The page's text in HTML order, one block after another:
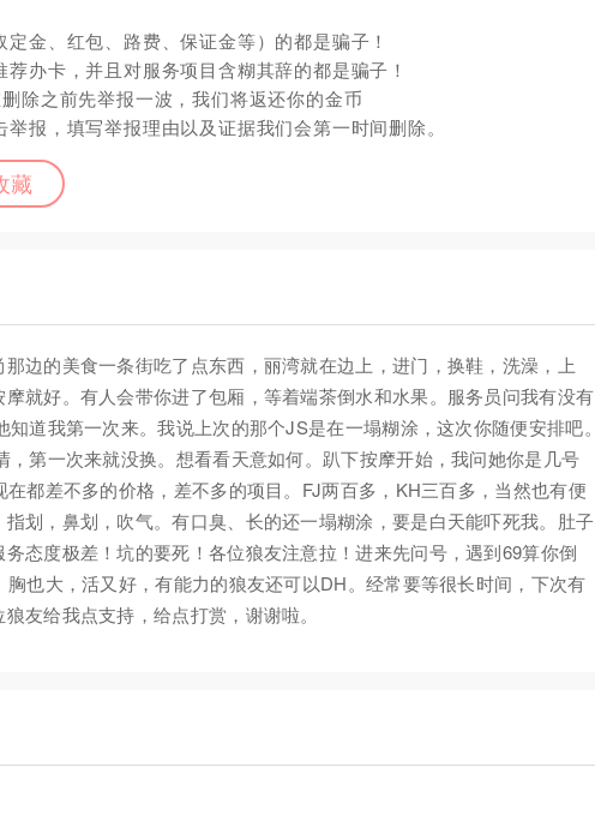
金、红包、路费、保证金等）的都是骗子！
办卡，并且对服务项目含糊其辞的都是骗子！
除之前先举报一波，我们将返还你的金币
报，填写举报理由以及证据我们会第一时间删除。
藏
边的美食一条街吃了点东西，丽湾就在边上，进门，换鞋，洗澡，上
就好。有人会带你进了包厢，等着端茶倒水和水果。服务员问我有没有
道我第一次来。我说上次的那个JS是在一塌糊涂，这次你随便安排吧。
第一次来就没换。想看看天意如何。趴下按摩开始，我问她你是几号
都差不多的价格，差不多的项目。FJ两百多，KH三百多，当然也有便
划，鼻划，吹气。有口臭、长的还一塌糊涂，要是白天能吓死我。肚子
态度极差！坑的要死！各位狼友注意拉！进来先问号，遇到69算你倒
也大，活又好，有能力的狼友还可以DH。经常要等很长时间，下次有
友给我点支持，给点打赏，谢谢啦。